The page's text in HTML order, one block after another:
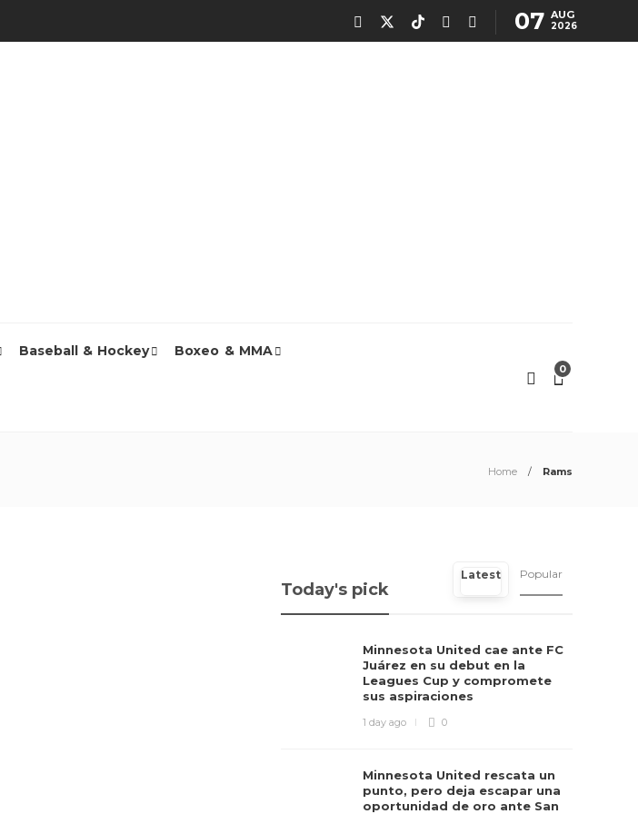
07 AUG
2026
Baseball & Hockey Boxeo & MMA
0
Home Rams
Today's pick
Latest Popular
Minnesota United cae ante FC
Juárez en su debut en la
Leagues Cup y compromete
sus aspiraciones
1 day ago 0
Minnesota United rescata un
punto, pero deja escapar una
oportunidad de oro ante San